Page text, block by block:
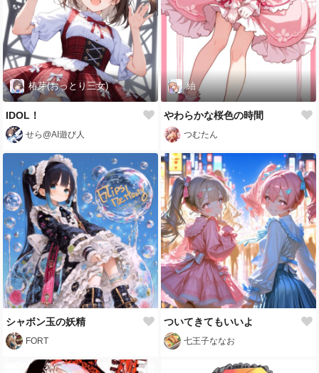
椿芽(おっとり三女)
IDOL！
せら@AI遊び人
紬
やわらかな桜色の時間
つむたん
シャボン玉の妖精
FORT
ついてきてもいいよ
七王子ななお